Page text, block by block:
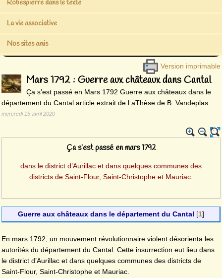
Robespierre dans le texte
La vie associative
Nos sites amis
Version imprimable
Mars 1792 : Guerre aux châteaux dans Cantal
Ça s’est passé en Mars 1792 Guerre aux châteaux dans le
département du Cantal article extrait de l aThèse de B. Vandeplas
mercredi 15 avril 2020
Ça s’est passé en mars 1792
dans le district d’Aurillac et dans quelques communes des
districts de Saint-Flour, Saint-Christophe et Mauriac.
Guerre aux châteaux dans le département du Cantal [1]
En mars 1792, un mouvement révolutionnaire violent désorienta les
autorités du département du Cantal. Cette insurrection eut lieu dans
le district d’Aurillac et dans quelques communes des districts de
Saint-Flour, Saint-Christophe et Mauriac.